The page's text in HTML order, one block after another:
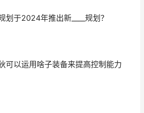
划于2024年推出新____规划？
可以运用啥子装备来提高控制能力